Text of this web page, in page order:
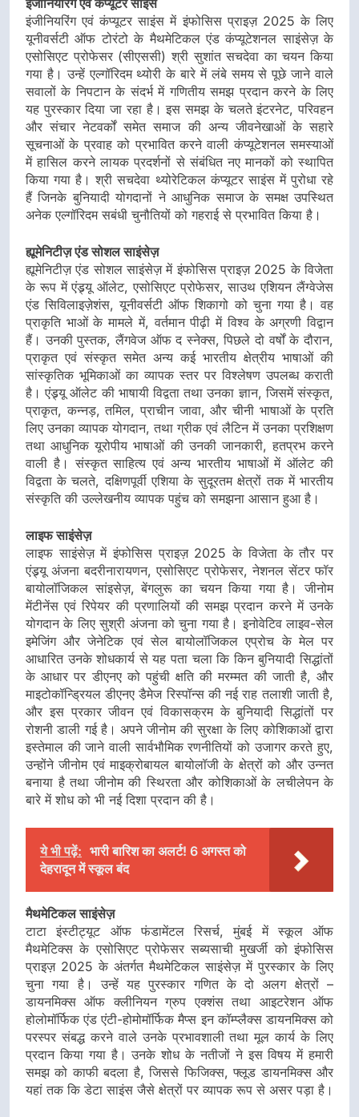
इंजीनियरिंग एवं कंप्यूटर साइंस में इंफोसिस प्राइज़ 2025 के लिए
यूनीवर्सटी ऑफ टोरंटो के मैथमेटिकल एंड कंप्यूटेशनल साइंसेज़ के
एसोसिएट प्रोफेसर (सीएससी) श्री सुशांत सचदेवा का चयन किया
गया है। उन्हें एल्गॉरिदम थ्योरी के बारे में लंबे समय से पूछे जाने वाले
सवालों के निपटान के संदर्भ में गणितीय समझ प्रदान करने के लिए
यह पुरस्कार दिया जा रहा है। इस समझ के चलते इंटरनेट, परिवहन
और संचार नेटवर्कों समेत समाज की अन्य जीवनेखाओं के सहारे
सूचनाओं के प्रवाह को प्रभावित करने वाली कंप्यूटेशनल समस्याओं
में हासिल करने लायक प्रदर्शनों से संबंधित नए मानकों को स्थापित
किया गया है। श्री सचदेवा थ्योरेटिकल कंप्यूटर साइंस में पुरोधा रहे
हैं जिनके बुनियादी योगदानों ने आधुनिक समाज के समक्ष उपस्थित
अनेक एल्गॉरिदम सबंधी चुनौतियों को गहराई से प्रभावित किया है।
ह्यूमेनिटीज़ एंड सोशल साइंसेज़
ह्यूमेनिटीज़ एंड सोशल साइंसेज़ में इंफोसिस प्राइज़ 2025 के विजेता
के रूप में एंड्र्यू ऑलेट, एसोसिएट प्रोफेसर, साउथ एशियन लैंग्वेजेस
एंड सिविलाइज़ेशंस, यूनीवर्सटी ऑफ शिकागो को चुना गया है। वह
प्राकृति भाओं के मामले में, वर्तमान पीढ़ी में विश्व के अग्रणी विद्वान
हैं। उनकी पुस्तक, लैंगवेज ऑफ द स्नेक्स, पिछले दो वर्षों के दौरान,
प्राकृत एवं संस्कृत समेत अन्य कई भारतीय क्षेत्रीय भाषाओं की
सांस्कृतिक भूमिकाओं का व्यापक स्तर पर विश्लेषण उपलब्ध कराती
है। एंड्र्यू ऑलेट की भाषायी विद्वता तथा उनका ज्ञान, जिसमें संस्कृत,
प्राकृत, कन्नड़, तमिल, प्राचीन जावा, और चीनी भाषाओं के प्रति
लिए उनका व्यापक योगदान, तथा ग्रीक एवं लैटिन में उनका प्रशिक्षण
तथा आधुनिक यूरोपीय भाषाओं की उनकी जानकारी, हतप्रभ करने
वाली है। संस्कृत साहित्य एवं अन्य भारतीय भाषाओं में ऑलेट की
विद्वता के चलते, दक्षिणपूर्वी एशिया के सुदूरतम क्षेत्रों तक में भारतीय
संस्कृति की उल्लेखनीय व्यापक पहुंच को समझना आसान हुआ है।
लाइफ साइंसेज़
लाइफ साइंसेज़ में इंफोसिस प्राइज़ 2025 के विजेता के तौर पर
एंड्र्यू अंजना बदरीनारायणन, एसोसिएट प्रोफेसर, नेशनल सेंटर फॉर
बायोलॉजिकल सांइसेज़, बेंगलुरू का चयन किया गया है। जीनोम
मेंटीनेंस एवं रिपेयर की प्रणालियों की समझ प्रदान करने में उनके
योगदान के लिए सुश्री अंजना को चुना गया है। इनोवेटिव लाइव-सेल
इमेजिंग और जेनेटिक एवं सेल बायोलॉजिकल एप्रोच के मेल पर
आधारित उनके शोधकार्य से यह पता चला कि किन बुनियादी सिद्धांतों
के आधार पर डीएनए को पहुंची क्षति की मरम्मत की जाती है, और
माइटोकॉन्ड्रियल डीएनए डैमेज रिस्पॉन्स की नई राह तलाशी जाती है,
और इस प्रकार जीवन एवं विकासक्रम के बुनियादी सिद्धांतों पर
रोशनी डाली गई है। अपने जीनोम की सुरक्षा के लिए कोशिकाओं द्वारा
इस्तेमाल की जाने वाली सार्वभौमिक रणनीतियों को उजागर करते हुए,
उन्होंने जीनोम एवं माइक्रोबायल बायोलॉजी के क्षेत्रों को और उन्नत
बनाया है तथा जीनोम की स्थिरता और कोशिकाओं के लचीलेपन के
बारे में शोध को भी नई दिशा प्रदान की है।
ये भी पढ़ें: भारी बारिश का अलर्ट! 6 अगस्त को
देहरादून में स्कूल बंद
मैथमेटिकल साइंसेज़
टाटा इंस्टीट्यूट ऑफ फंडामेंटल रिसर्च, मुंबई में स्कूल ऑफ
मैथमेटिक्स के एसोसिएट प्रोफेसर सब्यसाची मुखर्जी को इंफोसिस
प्राइज़ 2025 के अंतर्गत मैथमेटिकल साइंसेज़ में पुरस्कार के लिए
चुना गया है। उन्हें यह पुरस्कार गणित के दो अलग क्षेत्रों –
डायनमिक्स ऑफ क्लीनियन ग्रुप एक्शंस तथा आइटरेशन ऑफ
होलोमॉर्फिक एंड एंटी-होमोमॉर्फिक मैप्स इन कॉम्प्लैक्स डायनमिक्स को
परस्पर संबद्ध करने वाले उनके प्रभावशाली तथा मूल कार्य के लिए
प्रदान किया गया है। उनके शोध के नतीजों ने इस विषय में हमारी
समझ को काफी बदला है, जिससे फिजिक्स, फ्लूड डायनमिक्स और
यहां तक कि डेटा साइंस जैसे क्षेत्रों पर व्यापक रूप से असर पड़ा है।